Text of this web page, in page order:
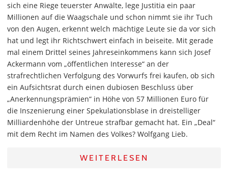
sich eine Riege teuerster Anwälte, lege Justitia ein paar
Millionen auf die Waagschale und schon nimmt sie ihr Tuch
von den Augen, erkennt welch mächtige Leute sie da vor sich
hat und legt ihr Richtschwert einfach in beiseite. Mit gerade
mal einem Drittel seines Jahreseinkommens kann sich Josef
Ackermann vom „öffentlichen Interesse“ an der
strafrechtlichen Verfolgung des Vorwurfs frei kaufen, ob sich
ein Aufsichtsrat durch einen dubiosen Beschluss über
„Anerkennungsprämien“ in Höhe von 57 Millionen Euro für
die Inszenierung einer Spekulationsblase in dreistelliger
Milliardenhöhe der Untreue strafbar gemacht hat. Ein „Deal“
mit dem Recht im Namen des Volkes? Wolfgang Lieb.
WEITERLESEN